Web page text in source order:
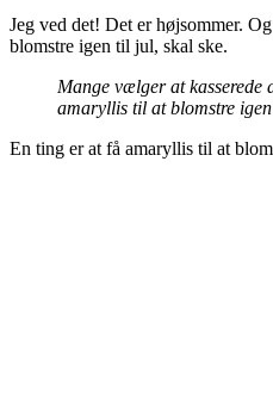
Jeg ved det! Det er højsommer.
blomstre igen til jul, skal ske.
Mange vælger at kasserede
amaryllis til at blomstre
En ting er at få amaryllis til at